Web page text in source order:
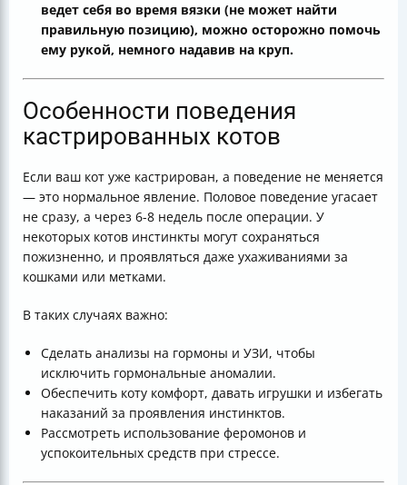
ведет себя во время вязки (не может найти
правильную позицию), можно осторожно помочь
ему рукой, немного надавив на круп.
Особенности поведения
кастрированных котов
Если ваш кот уже кастрирован, а поведение не меняется
— это нормальное явление. Половое поведение угасает
не сразу, а через 6-8 недель после операции. У
некоторых котов инстинкты могут сохраняться
пожизненно, и проявляться даже ухаживаниями за
кошками или метками.
В таких случаях важно:
Сделать анализы на гормоны и УЗИ, чтобы
исключить гормональные аномалии.
Обеспечить коту комфорт, давать игрушки и избегать
наказаний за проявления инстинктов.
Рассмотреть использование феромонов и
успокоительных средств при стрессе.